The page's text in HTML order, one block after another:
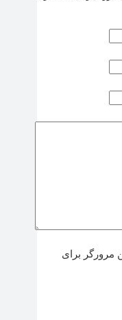
مرورگر برای